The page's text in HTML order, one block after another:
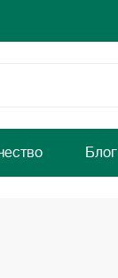
Блог